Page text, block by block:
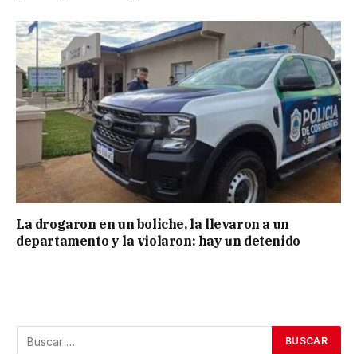
La drogaron en un boliche, la llevaron a un
departamento y la violaron: hay un detenido